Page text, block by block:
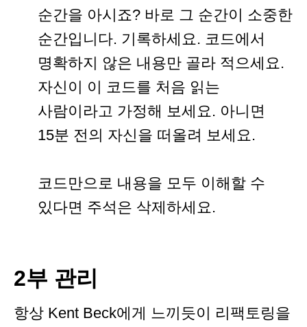
순간을 아시죠? 바로 그 순간이 소중한
순간입니다. 기록하세요. 코드에서
명확하지 않은 내용만 골라 적으세요.
자신이 이 코드를 처음 읽는
사람이라고 가정해 보세요. 아니면
15분 전의 자신을 떠올려 보세요.
코드만으로 내용을 모두 이해할 수
있다면 주석은 삭제하세요.
2부 관리
항상 Kent Beck에게 느끼듯이 리팩토링을